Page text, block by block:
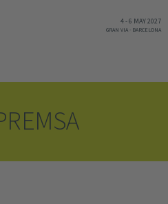
4-6 MAY 2027
GRAN VIA- BARCELONA